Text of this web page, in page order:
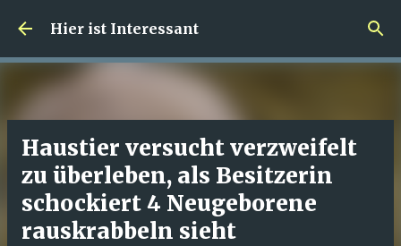
Direkt zum Hauptbereich
Hier ist Interessant
Haustier versucht verzweifelt
zu überleben, als Besitzerin
schockiert 4 Neugeborene
rauskrabbeln sieht